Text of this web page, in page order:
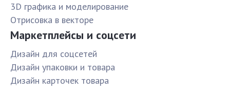
3D графика и моделирование
Отрисовка в векторе
Маркетплейсы и соцсети
Дизайн для соцсетей
Дизайн упаковки и товара
Дизайн карточек товара